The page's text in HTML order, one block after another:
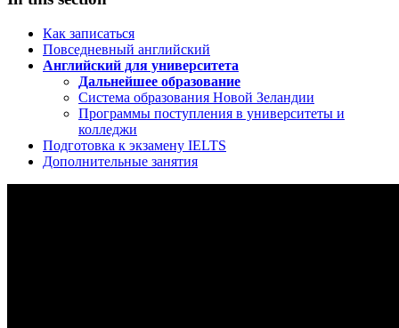
Как записаться
Повседневный английский
Английский для университета
Дальнейшее образование
Система образования Новой Зеландии
Программы поступления в университеты и
колледжи
Подготовка к экзамену IELTS
Дополнительные занятия